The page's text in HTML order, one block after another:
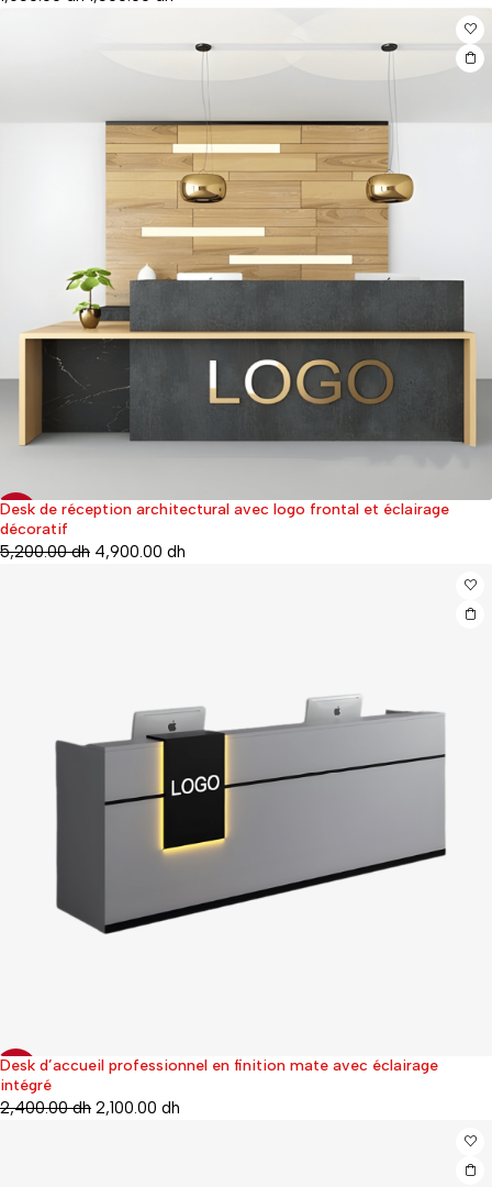
Desk de réception architectural avec logo frontal et éclairage
décoratif
5,200.00dh 4,900.00 dh
Desk d’accueil professionnel en finition mate avec éclairage
intégré
2,400.00dh 2,100.00 dh